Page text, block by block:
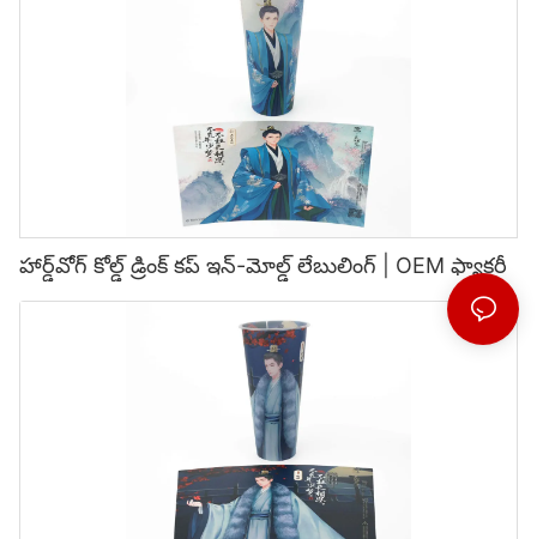
హార్డ్‌వోగ్ కోల్డ్ డ్రింక్ కప్ ఇన్-మోల్డ్ లేబులింగ్ | OEM ఫ్యాక్టరీ